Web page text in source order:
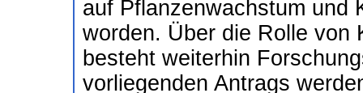
auf Pflanzenwachstum und
worden. Über die Rolle von
besteht weiterhin
vorliegenden Antrags